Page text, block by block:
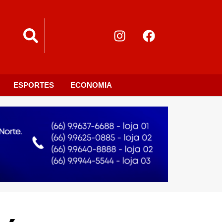
ESPORTES ECONOMIA